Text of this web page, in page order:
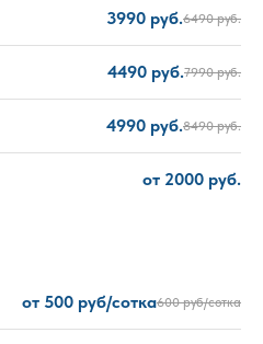
3990 руб.6490 руб.
4490 руб.7990 руб.
4990 руб.8490 руб.
от 2000 руб.
от 500 руб/сотка600 руб/сотка